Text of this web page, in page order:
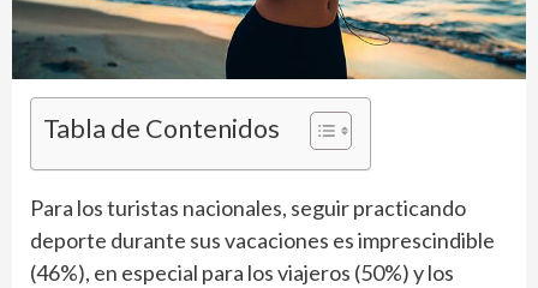
Tabla de Contenidos
Para los turistas nacionales, seguir practicando
deporte durante sus vacaciones es imprescindible
(46%), en especial para los viajeros (50%) y los